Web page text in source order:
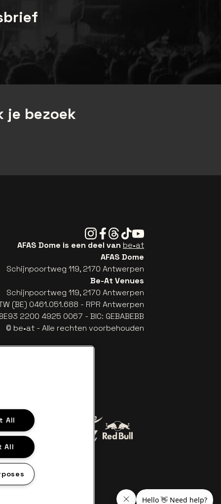
je bezoek
Instagram
Facebook
Threads
TiktokYoutube
AFAS Dome is een deel van be•at
AFAS Dome
Schijnpoortweg 119, 2170 Antwerpen
Be-At Venues
Schijnpoortweg 119, 2170 Antwerpen
(BE) 0461.051.688 - RPR Antwerpen
2200 4925 0067 - BIC: GEBABEBB
© be•at - Alle rechten voorbehouden
Ga naar de website van Coca-Cola
in offwhite
van Het logo van Lillet in off-white
All
All